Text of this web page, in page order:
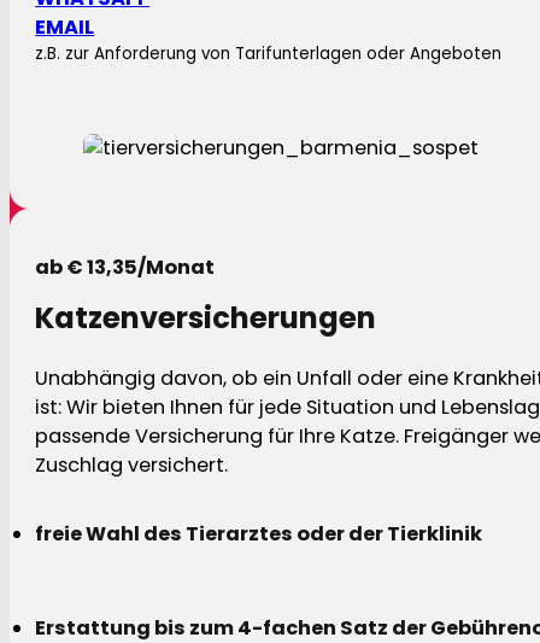
EMAIL
z.B. zur Anforderung von Tarifunterlagen oder Angeboten
ab € 13,35/Monat
Katzenversicherungen
Unabhängig davon, ob ein Unfall oder eine
ist: Wir bieten Ihnen für jede Situation und
passende Versicherung für Ihre Katze. Freigänger
Zuschlag versichert.
freie Wahl des Tierarztes oder der Tierklinik
Erstattung bis zum 4-fachen Satz der